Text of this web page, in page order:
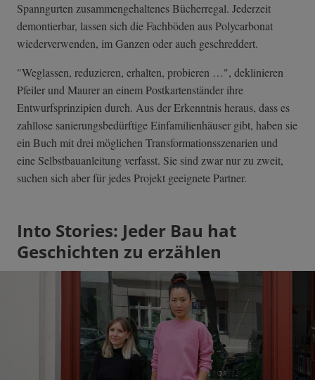
Spanngurten zusammengehaltenes Bücherregal. Jederzeit
demontierbar, lassen sich die Fachböden aus Polycarbonat
wiederverwenden, im Ganzen oder auch geschreddert.
"Weglassen, reduzieren, erhalten, probieren …", deklinieren
Pfeiler und Maurer an einem Postkartenständer ihre
Entwurfsprinzipien durch. Aus der Erkenntnis heraus, dass es
zahllose sanierungsbedürftige Einfamilienhäuser gibt, haben sie
ein Buch mit drei möglichen Transformationsszenarien und
eine Selbstbauanleitung verfasst. Sie sind zwar nur zu zweit,
suchen sich aber für jedes Projekt geeignete Partner.
Into Stories: Jeder Bau hat
Geschichten zu erzählen